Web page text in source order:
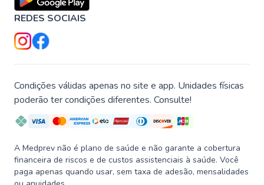
REDES SOCIAIS
Condições válidas apenas no site e app. Unidades físicas
poderão ter condições diferentes. Consulte!
A Medprev não é plano de saúde e não garante a cobertura
financeira de riscos e de custos assistenciais à saúde. Você
paga apenas quando usar, sem taxa de adesão, mensalidades